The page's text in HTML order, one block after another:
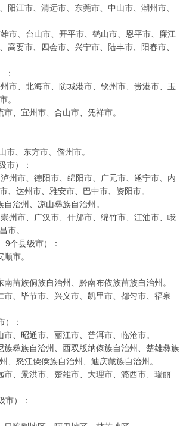
江市、清远市、东莞市、中山市、潮州市、
、台山市、开平市、鹤山市、恩平市、廉江
要市、四会市、兴宁市、陆丰市、阳春市、
、北海市、防城港市、钦州市、贵港市、玉
。
、宜州市、合山市、凭祥市。
、东方市、儋州市。
）：
市、德阳市、绵阳市、广元市、遂宁市、内
、达州市、雅安市、巴中市、资阳市。
治州、凉山彝族自治州。
市、广汉市、什邡市、绵竹市、江油市、峨
市。
个县级市）：
市。
族侗族自治州、黔南布依族苗族自治州。
、毕节市、兴义市、凯里市、都匀市、福泉
：
昭通市、丽江市、普洱市、临沧市。
彝族自治州、西双版纳傣族自治州、楚雄彝族
、怒江僳僳族自治州、迪庆藏族自治州。
、景洪市、楚雄市、大理市、潞西市、瑞丽
）：